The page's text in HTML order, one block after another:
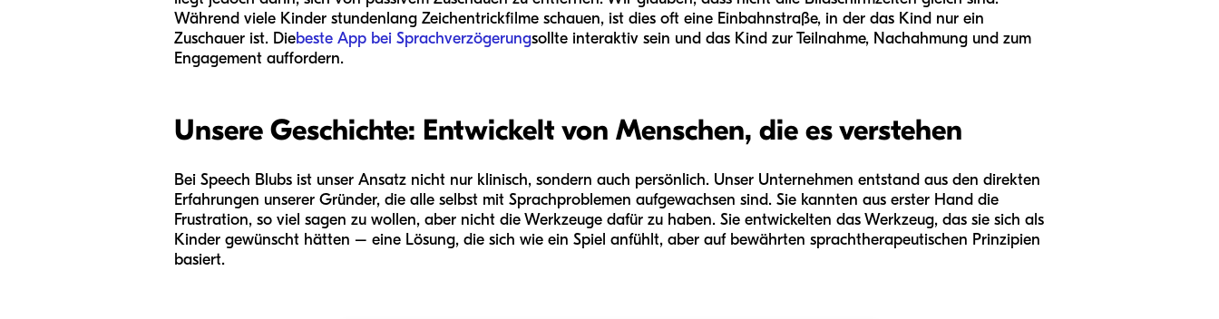
Während viele Kinder stundenlang Zeichentrickfilme schauen, ist dies oft eine Einbahnstraße, in der das Kind nur ein
Zuschauer ist. Diebeste App bei Sprachverzögerungsollte interaktiv sein und das Kind zur Teilnahme, Nachahmung und zum
Engagement auffordern.
Unsere Geschichte: Entwickelt von Menschen, die es verstehen
Bei Speech Blubs ist unser Ansatz nicht nur klinisch, sondern auch persönlich. Unser Unternehmen entstand aus den direkten
Erfahrungen unserer Gründer, die alle selbst mit Sprachproblemen aufgewachsen sind. Sie kannten aus erster Hand die
Frustration, so viel sagen zu wollen, aber nicht die Werkzeuge dafür zu haben. Sie entwickelten das Werkzeug, das sie sich als
Kinder gewünscht hätten – eine Lösung, die sich wie ein Spiel anfühlt, aber auf bewährten sprachtherapeutischen Prinzipien
basiert.